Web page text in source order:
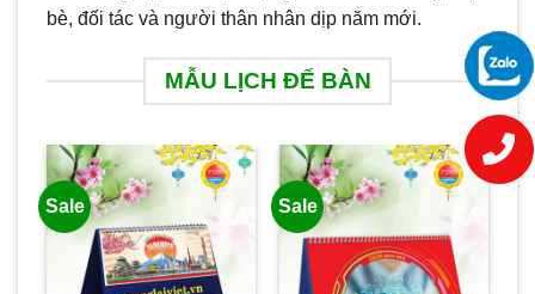
bè, đối tác và người thân nhân dịp năm mới.
MẪU LỊCH ĐỂ BÀN
Sale Sale